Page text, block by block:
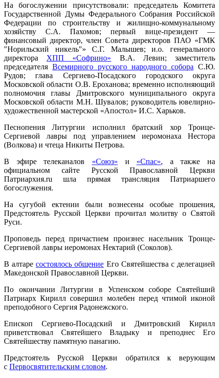
На богослужении присутствовали: председатель Комитета
Государственной Думы Федерального Собрания Российской
Федерации по строительству и жилищно-коммунальному
хозяйству С.А. Пахомов; первый вице-президент —
финансовый директор, член Совета директоров ПАО «ГМК
"Норильский никель"» С.Г. Малышев; и.о. генерального
директора ХПП «Софрино» В.А. Левин; заместитель
председателя Всемирного русского народного собора С.Ю.
Рудов; глава Сергиево-Посадского городского округа
Московской области О.В. Ероханова; временно исполняющий
полномочия главы Дмитровского муниципального округа
Московской области М.Н. Шувалов; руководитель ювелирно-
художественной мастерской «Апостол» И.С. Харьков.
Песнопения Литургии исполнил братский хор Троице-
Сергиевой лавры под управлением иеромонаха Нестора
(Волкова) и чтеца Никиты Петрова.
В эфире телеканалов «Союз» и «Спас», а также на
официальном сайте Русской Православной Церкви
Патриархия.ru шла прямая трансляция Патриаршего
богослужения.
На сугубой ектении были вознесены особые прошения,
Предстоятель Русской Церкви прочитал молитву о Святой
Руси.
Проповедь перед причастием произнес насельник Троице-
Сергиевой лавры иеромонах Нектарий (Соколов).
В алтаресостоялось общение Его Святейшества с делегацией
Македонской Православной Церкви.
По окончании Литургии в Успенском соборе Святейший
Патриарх Кирилл совершил молебен перед чтимой иконой
преподобного Сергия Радонежского.
Епископ Сергиево-Посадский и Дмитровский Кирилл
приветствовал Святейшего Владыку и преподнес Его
Святейшеству памятную панагию.
Предстоятель Русской Церкви обратился к верующим
с Первосвятительским словом.